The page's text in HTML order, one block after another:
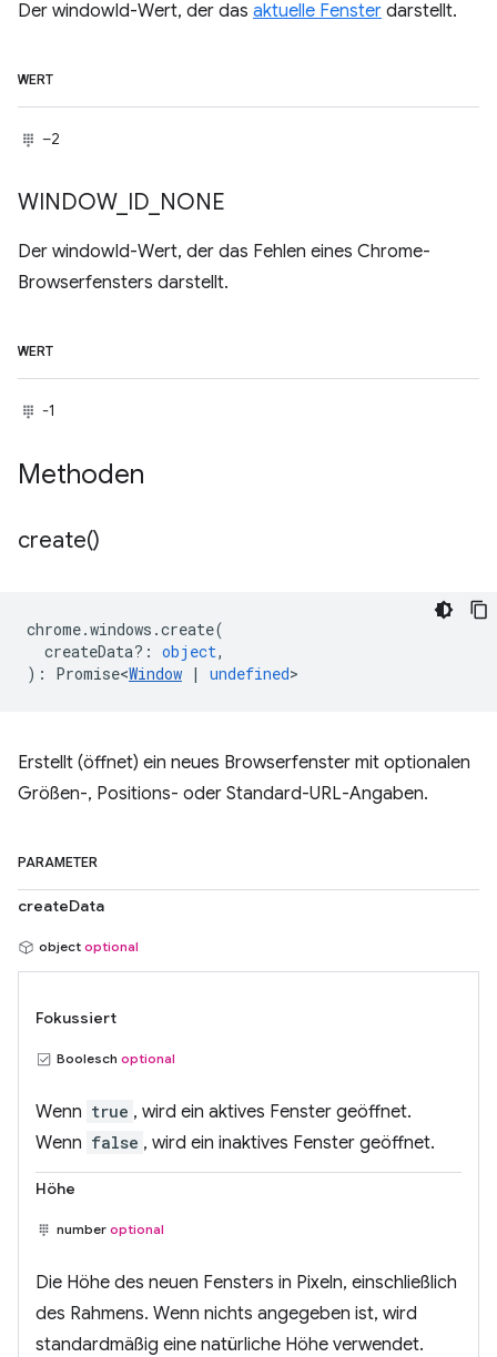
Der windowId-Wert, der das aktuelle Fenster darstellt.
WERT
–2
WINDOW_ ID NONE
Der windowId-Wert, der das Fehlen eines Chrome-
Browserfensters darstellt.
WERT
-1
Methoden
create()
chrome.windows .create(
createData? : object,
) : Promise<Window | undefined>
Erstellt (öffnet) ein neues Browserfenster mit optionalen
Größen-, Positions- oder Standard-URL-Angaben.
PARAMETER
createData
object optional
Fokussiert
Boolesch optional
Wenn true , wird ein aktives Fenster geöffnet.
Wenn false , wird ein inaktives Fenster geöffnet.
Höhe
number optional
Die Höhe des neuen Fensters in Pixeln, einschließlich
des Rahmens. Wenn nichts angegeben ist, wird
standardmäßig eine natürliche Höhe verwendet.